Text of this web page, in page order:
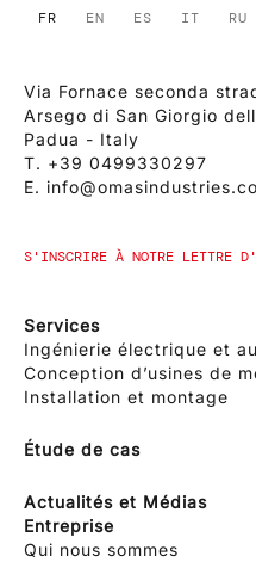
FR EN ES IT RU
Via Fornace seconda
Arsego di San Giorgio
Padua - Italy
T. +39 0499330297
E.
S'INSCRIRE À NOTRE LETTRE
Services
Ingénierie électrique et
Conception d’usines de
Installation et montage
Étude de cas
Actualités et Médias
Entreprise
Qui nous sommes